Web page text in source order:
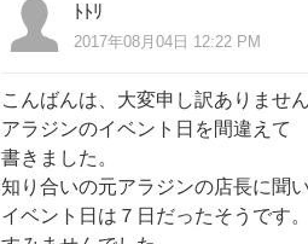
ﾄﾄﾘ
2017年08月04日 12:22 PM
こんばんは、大変申し訳ありません
アラジンのイベント日を間違えて
書きました。
知り合いの元アラジンの店長に聞
イベント日は７日だったそうです。